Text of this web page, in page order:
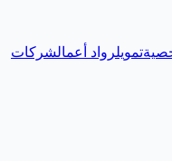
تمويلرواد أعمالشركات